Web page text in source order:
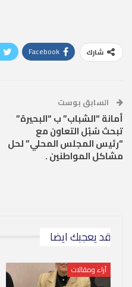
شارك Facebook
السابق بوست
أمانة “الشباب” ب “البحيرة”
تبحث سُبُل التعاون مع
“رئيس المجلس المحلي” لحل
مشاكل المواطنين .
قد يعجبك ايضا
آراء ومقالات